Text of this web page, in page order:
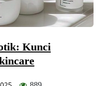
Kunci